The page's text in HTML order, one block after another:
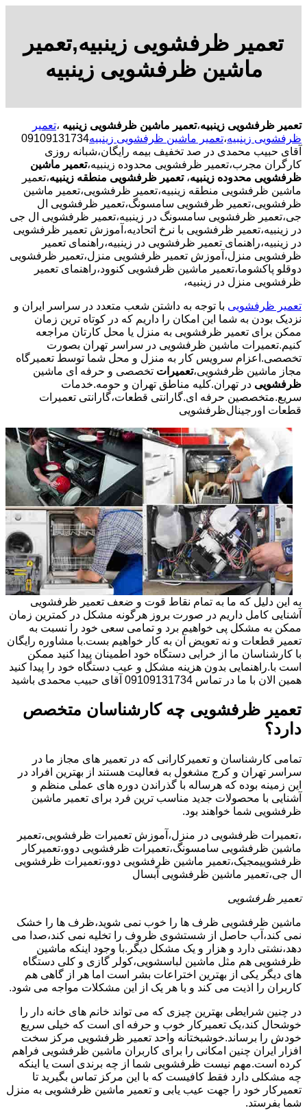
تعمیر ظرفشویی زینبیه,تعمیر
ماشین ظرفشویی زینبیه
تعمیر ظرفشویی زینبیه،تعمیر ماشین ظرفشویی زینبیه ،تعمیر
ظرفشویی زینبیه،تعمیر ماشین ظرفشویی زینبیه09109131734
آقای حبیب محمدی در صد تخفیف بیمه رایگان،شبانه روزی
کارگران مجرب،تعمیر ظرفشویی محدوده زینبیه،تعمیر ماشین
ظرفشویی محدوده زینبیه، تعمیر ظرفشویی منطقه زینبیه،تعمیر
ماشین ظرفشویی منطقه زینبیه،تعمیر ظرفشویی،تعمیر ماشین
ظرفشویی،تعمیر ظرفشویی سامسونگ،تعمیر ظرفشویی ال
جی،تعمیر ظرفشویی سامسونگ در زینبیه،تعمیر ظرفشویی ال جی
در زینبیه،تعمیر ظرفشویی با نرخ اتحادیه،آموزش تعمیر ظرفشویی
در زینبیه،راهنمای تعمیر ظرفشویی در زینبیه،راهنمای تعمیر
ظرفشویی منزل،آموزش تعمیر ظرفشویی منزل،تعمیر ظرفشویی
دوقلو پاکشوما،تعمیر ماشین ظرفشویی کنوود،راهنمای تعمیر
ظرفشویی منزل در زینبیه،
تعمیر ظرفشویی با توجه به داشتن شعب متعدد در سراسر ایران و
نزدیک بودن به شما این امکان را داریم که در کوتاه ترین زمان
ممکن برای تعمیر ظرفشویی به منزل یا محل کارتان مراجعه
کنیم.تعمیرات ماشین ظرفشویی در سراسر تهران بصورت
تخصصی.اعزام سرویس کار به منزل و محل شما توسط تعمیرگاه
مجاز ماشین ظرفشویی،تعمیرات تخصصی و حرفه ای ماشین
ظرفشویی در تهران.کلیه مناطق تهران و حومه.خدمات
سریع.متخصصین حرفه ای.گارانتی قطعات،گارانتی تعمیرات
قطعات اورجینالظرفشویی
به این دلیل که ما به تمام نقاط قوت و ضعف تعمیر ظرفشویی
آشنایی کامل داریم در صورت بروز هرگونه مشکل در کمترین زمان
ممکن به مشکل پی خواهیم برد و تمامی سعی خود را نسبت به
تعمیر قطعات و نه تعویض آن به کار خواهیم بست.با مشاوره رایگان
با کارشناسان ما از خرابی دستگاه خود اطمینان پیدا کنید ممکن
است با.راهنمایی بدون هزینه مشکل و عیب دستگاه خود را پیدا کنید
همین الان با ما در تماس 09109131734 آقای حبیب محمدی باشید
تعمیر ظرفشویی چه کارشناسان متخصص
دارد؟
تمامی کارشناسان و تعمیرکارانی که در تعمیر های مجاز ما در
سراسر تهران و کرج مشغول به فعالیت هستند از بهترین افراد در
این زمینه بوده که هرساله با گذراندن دوره های عملی منظم و
آشنایی با محصولات جدید مناسب ترین فرد برای تعمیر ماشین
ظرفشویی شما خواهند بود.
،تعمیرات ظرفشویی در منزل،آموزش تعمیرات ظرفشویی،تعمیر
ماشین ظرفشویی سامسونگ،تعمیرات ظرفشویی دوو،تعمیرکار
ظرفشوییمجیک،تعمیر ماشین ظرفشویی دوو،تعمیرات ظرفشویی
ال جی،تعمیر ماشین ظرفشویی آبسال
تعمیر ظرفشویی
ماشین ظرفشویی ظرف ها را خوب نمی شوید،ظرف ها را خشک
نمی کند،آب حاصل از شستشوی ظروف را تخلیه نمی کند،صدا می
دهد،نشتی دارد و هزار و یک مشکل دیگر.با وجود اینکه ماشین
ظرفشویی هم مثل ماشین لباسشویی،کولر گازی و کلی دستگاه
های دیگر یکی از بهترین اختراعات بشر است اما هر از گاهی هم
کاربران را اذیت می کند و با هر یک از این مشکلات مواجه می شود.
در چنین شرایطی بهترین چیزی که می تواند خانم های خانه دار را
خوشحال کند،یک تعمیرکار خوب و حرفه ای است که خیلی سریع
خودش را برساند.خوشبختانه واحد تعمیر ظرفشویی مرکز سخت
افزار ایران چنین امکانی را برای کاربران ماشین ظرفشویی فراهم
کرده است.مهم نیست ظرفشویی شما از چه برندی است یا اینکه
چه مشکلی دارد فقط کافیست که با این مرکز تماس بگیرید تا
تعمیرکار خود را جهت عیب یابی و تعمیر ماشین ظرفشویی به منزل
شما بفرستد.